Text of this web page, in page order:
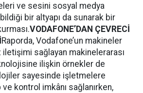
ve sesini sosyal medya
bir altyapı da sunarak bir
VODAFONE’DAN ÇEVRECİ
Raporda, Vodafone’un makineler
iletişimi sağlayan makinelerarası
ilişkin örnekler de
sayesinde işletmelere
kontrol imkânı sağlanırken,